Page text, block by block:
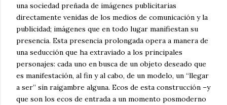
una sociedad preñada de imágenes publicitarias
directamente venidas de los medios de comunicación y la
publicidad; imágenes que en todo lugar manifiestan su
presencia. Esta presencia prolongada opera a manera de
una seducción que ha extraviado a los principales
personajes: cada uno en busca de un objeto deseado que
es manifestación, al fin y al cabo, de un modelo, un “llegar
a ser” sin raigambre alguna. Ecos de esta construcción –y
que son los ecos de entrada a un momento posmoderno